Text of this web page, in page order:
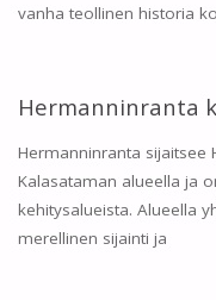
vanha teollinen historia
Hermanninranta
Hermanninranta sijaitsee
Kalasataman alueella ja
kehitysalueista. Alueella
merellinen sijainti ja